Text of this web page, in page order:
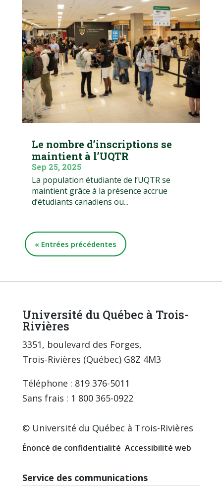
Le nombre d’inscriptions se
maintient à l’UQTR
Sep 25, 2025
La population étudiante de l’UQTR se
maintient grâce à la présence accrue
d’étudiants canadiens ou...
« Entrées précédentes
Université du Québec à Trois-
Rivières
3351, boulevard des Forges,
Trois-Rivières (Québec) G8Z 4M3
Téléphone : 819 376-5011
Sans frais : 1 800 365-0922
© Université du Québec à Trois-Rivières
Énoncé de confidentialité Accessibilité web
Service des communications